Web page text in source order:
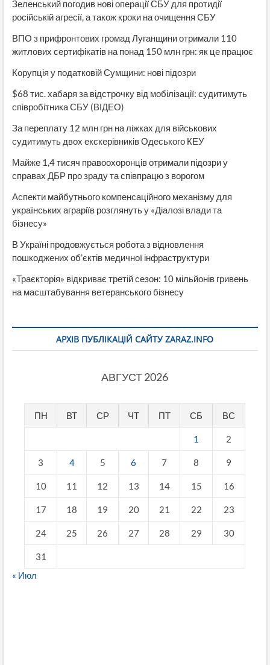
Зеленський погодив нові операції СБУ для протидії
російській агресії, а також кроки на очищення СБУ
ВПО з прифронтових громад Луганщини отримали 110
житлових сертифікатів на понад 150 млн грн: як це працює
Корупція у податковій Сумщини: нові підозри
$68 тис. хабаря за відстрочку від мобілізації: судитимуть
співробітника СБУ (ВІДЕО)
За переплату 12 млн грн на ліжках для військових
судитимуть двох екскерівників Одеського КЕУ
Майже 1,4 тисяч правоохоронців отримали підозри у
справах ДБР про зраду та співпрацю з ворогом
Аспекти майбутнього компенсаційного механізму для
українських аграріїв розглянуть у «Діалозі влади та
бізнесу»
В Україні продовжується робота з відновлення
пошкоджених об’єктів медичної інфраструктури
«Траєкторія» відкриває третій сезон: 10 мільйонів гривень
на масштабування ветеранського бізнесу
АРХІВ ПУБЛІКАЦІЙ САЙТУ ZARAZ.INFO
АВГУСТ 2026
ПН ВТ СР ЧТ ПТ СБ ВС
1 2
3 4 5 6 7 8 9
10 11 12 13 14 15 16
17 18 19 20 21 22 23
24 25 26 27 28 29 30
31
« Июл